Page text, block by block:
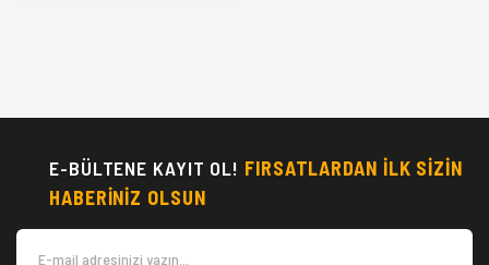
E-BÜLTENE KAYIT OL! FIRSATLARDAN İLK SİZİN
HABERİNİZ OLSUN